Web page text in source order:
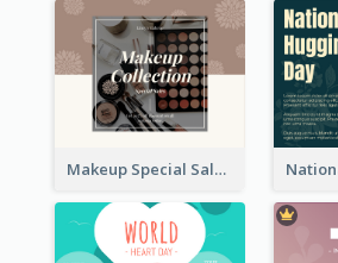
Makeup Special Sale Facebook Post